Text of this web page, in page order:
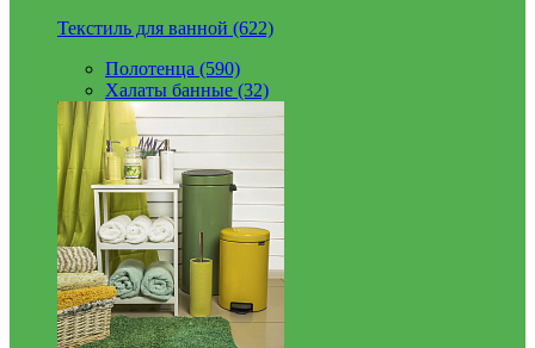
Текстиль для ванной (622)
Полотенца (590)
Халаты банные (32)